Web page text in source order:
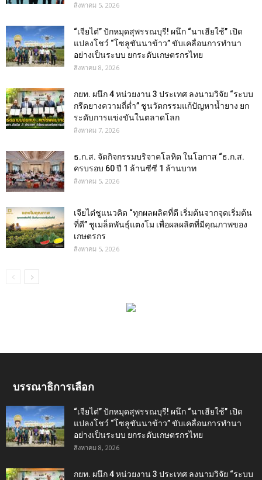
สิงหาคม 5, 2026
“เจียไต๋” ปักหมุดสุพรรณบุรี! ผนึก “นาเฮียใช้” เปิด
แปลงโชว์ “โซลูชันนาข้าว” ขับเคลื่อนการทำนา
อย่างเป็นระบบ ยกระดับเกษตรกรไทย
สิงหาคม 8, 2026
กยท. ผนึก 4 หน่วยงาน 3 ประเทศ ลงนามวิจัย “ระบบ
กรีดยางความถี่ต่ำ” ชูนวัตกรรมแก้ปัญหาน้ำยาง ยก
ระดับการแข่งขันในตลาดโลก
สิงหาคม 7, 2026
ธ.ก.ส. จัดกิจกรรมบริจาคโลหิต ในโอกาส “ธ.ก.ส.
ครบรอบ 60 ปี 1 ล้านซีซี 1 ล้านบาท
สิงหาคม 5, 2026
เจียไต๋ชูแนวคิด “ทุกผลผลิตที่ดี เริ่มต้นจากจุดเริ่มต้น
ที่ดี” ชูเมล็ดพันธุ์แตงโม เพื่อผลผลิตที่มีคุณภาพของ
เกษตรกร
สิงหาคม 5, 2026
บรรณาธิการเลือก
“เจียไต๋” ปักหมุดสุพรรณบุรี! ผนึก “นาเฮียใช้” เปิด
แปลงโชว์ “โซลูชันนาข้าว” ขับเคลื่อนการทำนา
อย่างเป็นระบบ ยกระดับเกษตรกรไทย
สิงหาคม 8, 2026
กยท. ผนึก 4 หน่วยงาน 3 ประเทศ ลงนามวิจัย “ระบบ